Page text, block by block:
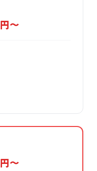
円〜
円〜